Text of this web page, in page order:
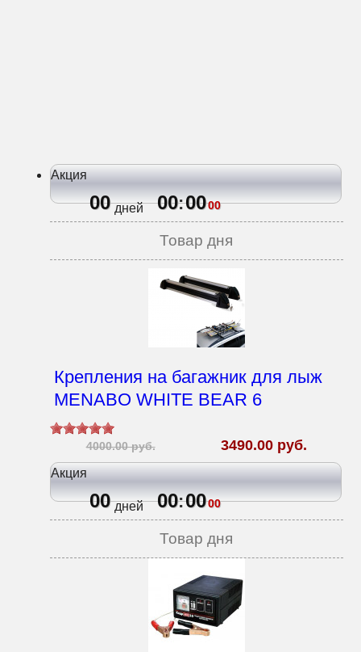
Акция
00 дней 00:0000
Товар дня
Крепления на багажник для лыж
MENABO WHITE BEAR 6
4000.00 руб. 3490.00 руб.
Акция
00 дней 00:0000
Товар дня